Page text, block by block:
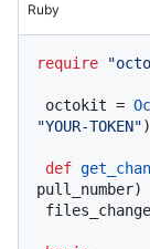
Ruby
require
octokit =
"YOUR-TOKEN")
def
pull_number)